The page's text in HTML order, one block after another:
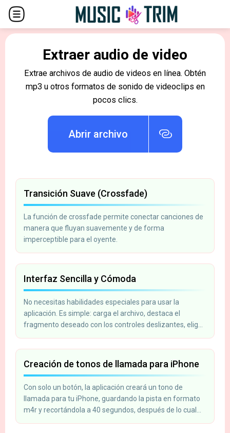
Extraer audio de video
Extrae archivos de audio de videos en línea. Obtén
mp3 u otros formatos de sonido de videoclips en
pocos clics.
Abrir archivo
Transición Suave (Crossfade)
La función de crossfade permite conectar canciones de
manera que fluyan suavemente y de forma
imperceptible para el oyente.
Interfaz Sencilla y Cómoda
No necesitas habilidades especiales para usar la
aplicación. Es simple: carga el archivo, destaca el
fragmento deseado con los controles deslizantes, elige
Creación de tonos de llamada para iPhone
Con solo un botón, la aplicación creará un tono de
llamada para tu iPhone, guardando la pista en formato
m4r y recortándola a 40 segundos, después de lo cual